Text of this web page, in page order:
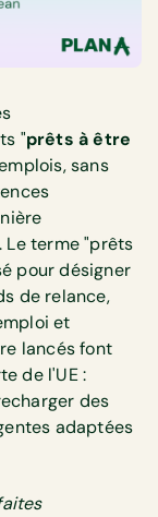
"prêts à être
sans
Le terme "prêts
pour désigner
de relance,
et
lancés font
de l'UE :
des
adaptées